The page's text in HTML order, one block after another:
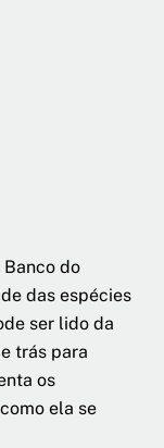
do
das espécies
ser lido da
trás para
os
ela se